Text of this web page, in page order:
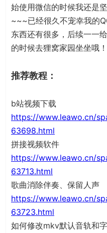
始使用微信的时候我还是
~~~已经很久不宠幸我的
东西还有很多，后续一一
的时候去狸窝家园坐坐哦！
推荐教程：
b站视频下载
https://www.leawo.cn/
63698.html
拼接视频软件
https://www.leawo.cn/
63713.html
歌曲消除伴奏、保留人声
https://www.leawo.cn/
63723.html
如何修改mkv默认音轨和